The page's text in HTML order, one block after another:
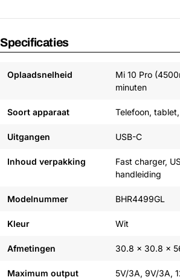
Specificaties
Oplaadsnelheid
Mi 10 Pro
minuten
Soort apparaat Telefoon,
Uitgangen USB-C
Inhoud verpakking
Fast charger,
handleiding
Modelnummer BHR4499GL
Kleur Wit
Afmetingen 30.8 x 30.8 x
Maximum output
5V/3A, 9V/3A,